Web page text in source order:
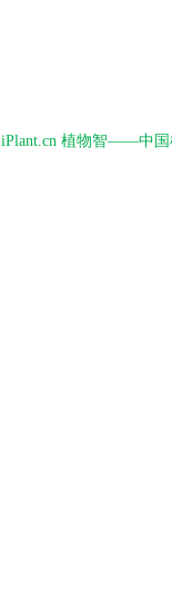
iPlant.cn 植物智——中国